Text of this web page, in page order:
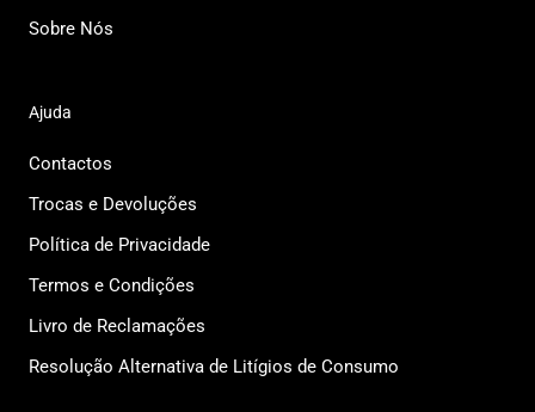
Sobre Nós
Ajuda
Contactos
Trocas e Devoluções
Política de Privacidade
Termos e Condições
Livro de Reclamações
Resolução Alternativa de Litígios de Consumo